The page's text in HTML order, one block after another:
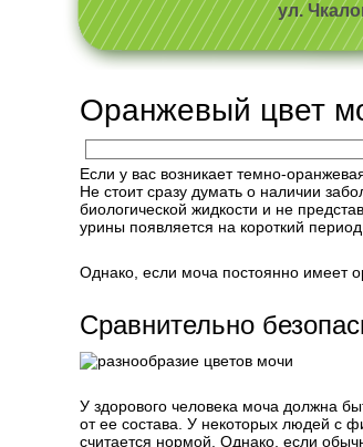
ул.
Оранжевый цвет
Если у вас возникает темно-
Не стоит сразу думать о наличии
биологической жидкости и не
урины появляется на короткий
Однако, если моча постоянно имеет
Сравнительно
У здорового человека моча должна
от ее состава. У некоторых людей с
считается нормой. Однако, если